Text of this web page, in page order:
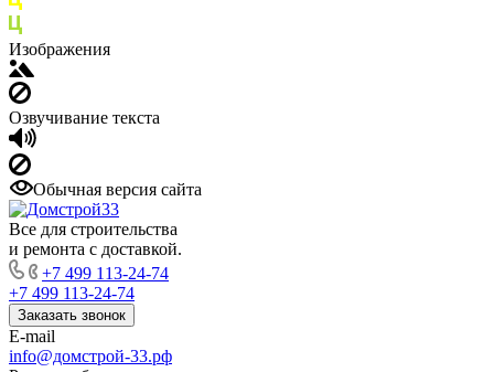
Изображения
Озвучивание текста
Обычная версия сайта
Все для строительства
и ремонта с доставкой.
+7 499 113-24-74
+7 499 113-24-74
Заказать звонок
E-mail
info@домстрой-33.рф